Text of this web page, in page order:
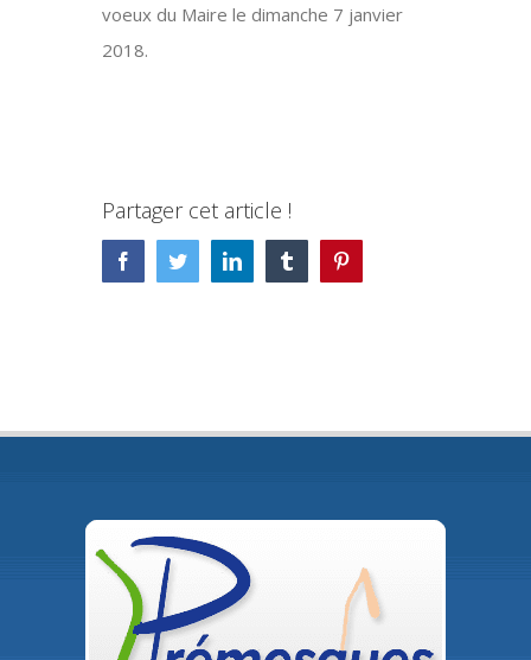
voeux du Maire le dimanche 7 janvier
2018.
Partager cet article !
FacebookTwitterLinkedIn Tumblr